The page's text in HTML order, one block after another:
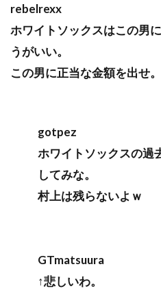
rebelrexx
ホワイトソックスはこの男
うがいい。
この男に正当な金額を出せ。
gotpez
ホワイトソックスの過
してみな。
村上は残らないよｗ
GTmatsuura
↑悲しいわ。